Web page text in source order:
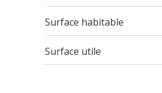
Surface habitable
Surface utile